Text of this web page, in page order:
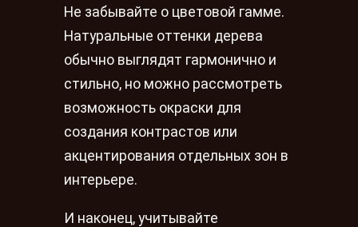
Не забывайте о цветовой гамме.
Натуральные оттенки дерева
обычно выглядят гармонично и
стильно, но можно рассмотреть
возможность окраски для
создания контрастов или
акцентирования отдельных зон в
интерьере.
И наконец, учитывайте